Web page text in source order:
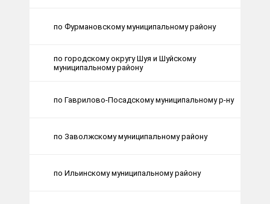
по Фурмановскому муниципальному району
по городскому округу Шуя и Шуйскому
муниципальному району
по Гаврилово-Посадскому муниципальному р-ну
по Заволжскому муниципальному району
по Ильинскому муниципальному району